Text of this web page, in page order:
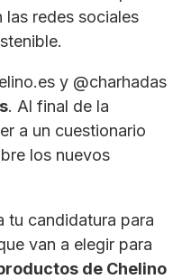
las redes sociales
y @charhadas
. Al final de la
a un cuestionario
los nuevos
tu candidatura para
van a elegir para
de Chelino